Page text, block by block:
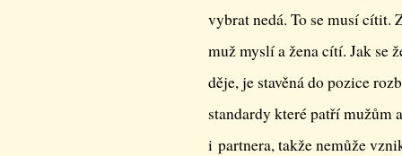
vybrat nedá. To se musí cítit.
muž myslí a žena cítí. Jak se
děje, je stavěná do pozice
standardy které patří mužům
i partnera, takže nemůže